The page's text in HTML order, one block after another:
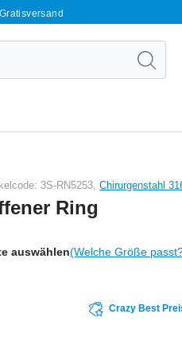
Gratisversand
3S-RN5253,Chirurgenstahl
Ring
auswählen(Welche Größe
Crazy Best